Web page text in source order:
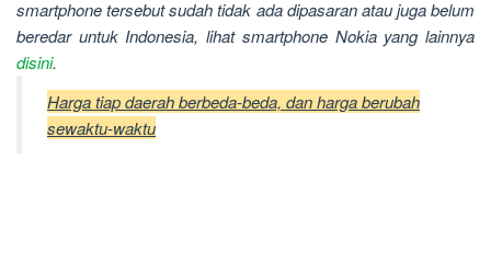
smartphone tersebut sudah tidak ada dipasaran atau juga belum
beredar untuk Indonesia, lihat smartphone Nokia yang lainnya
disini.
Harga tiap daerah berbeda-beda, dan harga berubah
sewaktu-waktu